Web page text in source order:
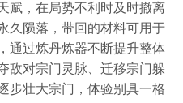
赋，在局势不利时及时撤离
久陨落，带回的材料可用于
通过炼丹炼器不断提升整体
敌对宗门灵脉、迁移宗门躲
步壮大宗门，体验别具一格